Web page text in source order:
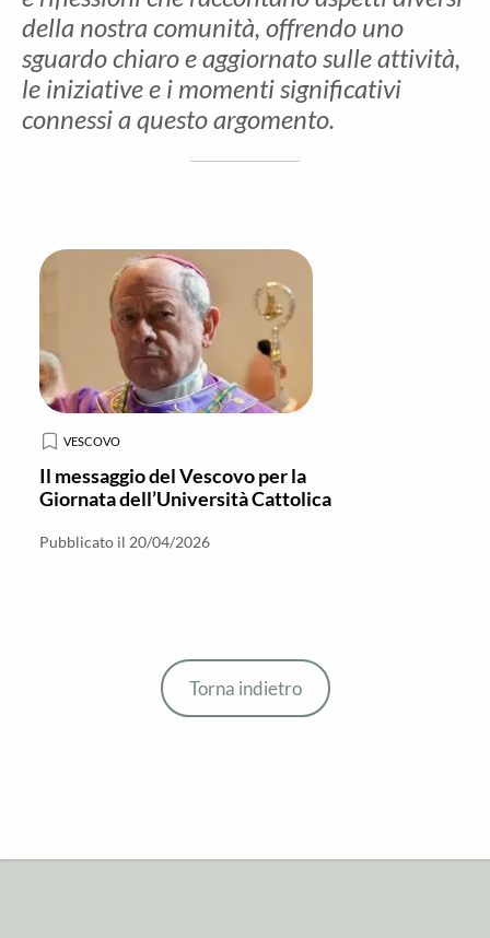
della nostra comunità, offrendo uno
sguardo chiaro e aggiornato sulle attività,
le iniziative e i momenti significativi
connessi a questo argomento.
VESCOVO
Il messaggio del Vescovo per la
Giornata dell’Università Cattolica
Pubblicato il 20/04/2026
Torna indietro